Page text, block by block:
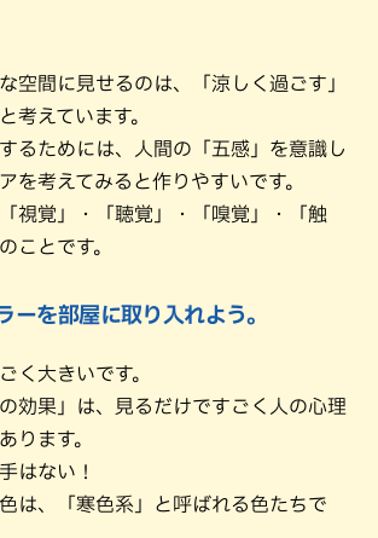
空間に見せるのは、「涼しく過ごす」
考えています。
るためには、人間の「五感」を意識し
を考えてみると作りやすいです。
視覚」・「聴覚」・「嗅覚」・「触
ことです。
を部屋に取り入れよう。
く大きいです。
効果」は、見るだけですごく人の心理
ります。
はない！
は、「寒色系」と呼ばれる色たちで